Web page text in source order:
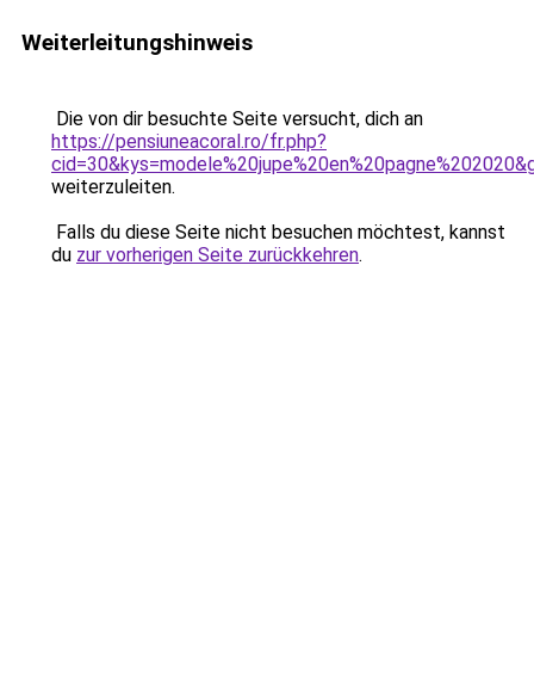
Weiterleitungshinweis
Die von dir besuchte Seite versucht, dich an
https://pensiuneacoral.ro/fr.php?
weiterzuleiten.
Falls du diese Seite nicht besuchen möchtest, kannst
du zur vorherigen Seite zurückkehren.